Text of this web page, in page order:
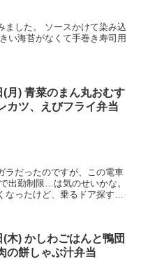
ました。 ソースかけて染み込
い海苔がなくて手巻き寿司用
(月) 青菜のまん丸おむす
カツ、えびフライ弁当
ラだったのですが、この電車
出勤制限…は気のせいかな。
なったけど、乗るドア探す程
(木) かしわごはんと鴨団
の餅しゃぶ汁弁当